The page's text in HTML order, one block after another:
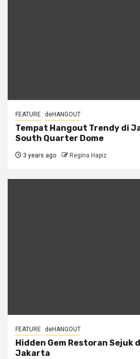
FEATURE deHANGOUT
Tempat Hangout Trendy di
South Quarter Dome
3 years ago Regina Hapiz
FEATURE deHANGOUT
Hidden Gem Restoran Sejuk
Jakarta